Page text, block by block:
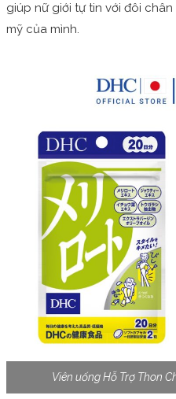
giúp nữ giới tự tin với đôi
mỹ của mình.
Viên uống Hỗ Trợ Thon